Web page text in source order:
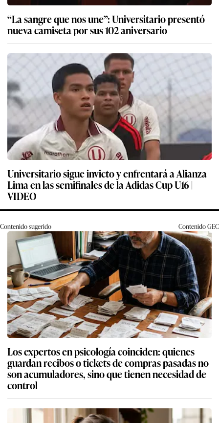
“La sangre que nos une”: Universitario presentó
nueva camiseta por sus 102 aniversario
Universitario sigue invicto y enfrentará a Alianza
Lima en las semifinales de la Adidas Cup U16 |
VIDEO
Contenido sugerido ContenidoGEC
Los expertos en psicología coinciden: quienes
guardan recibos o tickets de compras pasadas no
son acumuladores, sino que tienen necesidad de
control